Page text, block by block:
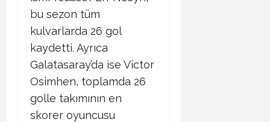
bu sezon tüm
kulvarlarda 26 gol
kaydetti. Ayrıca
Galatasaray’da ise Victor
Osimhen, toplamda 26
golle takımının en
skorer oyuncusu